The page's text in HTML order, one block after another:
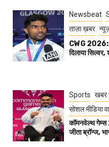
Newsbeat
ताज़ा ख़बर
CWG 2026:
दिलाया सिल्वर,
Sports खबर
सोशल मीडिया
कॉमनवेल्थ
जीता ब्रॉन्ज,